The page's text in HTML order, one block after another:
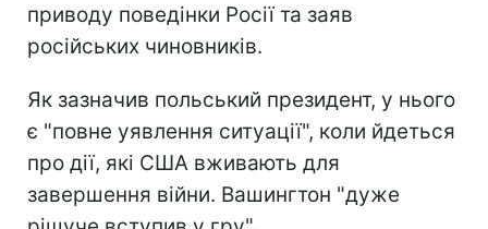
приводу поведінки Росії та заяв
російських чиновників.
Як зазначив польський президент, у нього
є "повне уявлення ситуації", коли йдеться
про дії, які США вживають для
завершення війни. Вашингтон "дуже